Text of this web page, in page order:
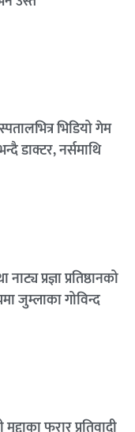
भिडियो गेम
डाक्टर, नर्समाथि
प्रज्ञा प्रतिष्ठानको
जुम्लाका गोविन्द